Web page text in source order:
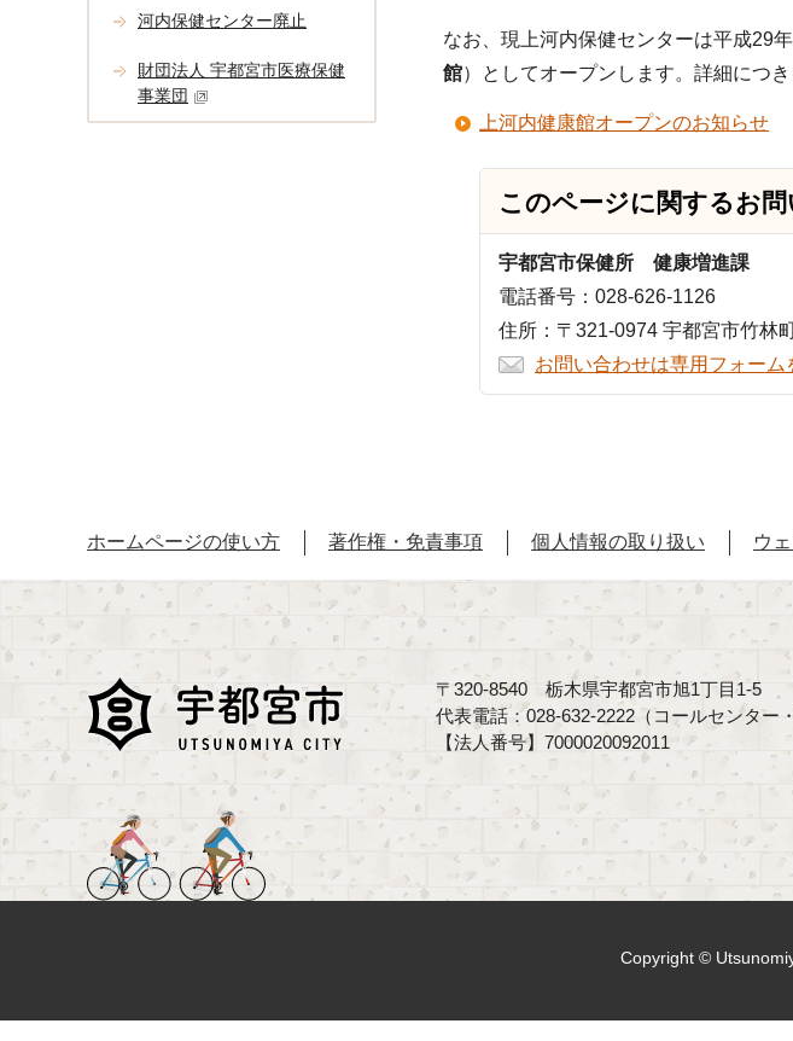
なお、現上河内保健センターは平成29
館）としてオープンします。詳細につ
上河内健康館オープンのお知らせ
このページに関するお
宇都宮市保健所 健康増進課
電話番号：028-626-1126
住所：〒321-0974 宇都宮市竹林
お問い合わせは専用フォーム
河内保健センター廃止
財団法人 宇都宮市医療保健
事業団
ホームページの使い方 著作権・免責事項 個人情報の取り扱い ウ
〒320-8540 栃木県宇都宮市旭1丁目1-5
代表電話：028-632-2222（コールセンター
【法人番号】7000020092011
Copyright ©